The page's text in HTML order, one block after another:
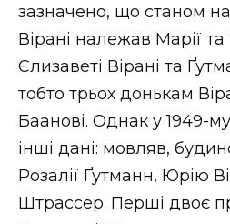
зазначено, що станом
Вірані належав Марії
Єлизаветі Вірані та
тобто трьох донькам
Баанові. Однак у 1949-
інші дані: мовляв,
Розалії Ґутманн, Юрію
Штрассер. Перші двоє